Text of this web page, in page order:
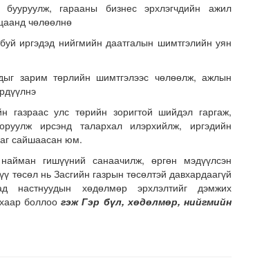
гарааны бизнес эрхлэгчдийн ажил
чөлөөлнө
иргэдэд нийгмийн даатгалын шимтгэлийн уян
зарим төрлийн шимтгэлээс чөлөөлж, ажлын
улс төрийн зоригтой шийдэл гаргаж,
ирсэнд талархал илэрхийлж, иргэдийн
сайшаасан юм.
гишүүний санаачилж, өргөн мэдүүлсэн
төсөл нь Засгийн газрын төсөлтэй давхардаагүй
настнуудын хөдөлмөр эрхлэлтийг дэмжих
боллоогэж Гэр бүл, хөдөлмөр, нийгмийн